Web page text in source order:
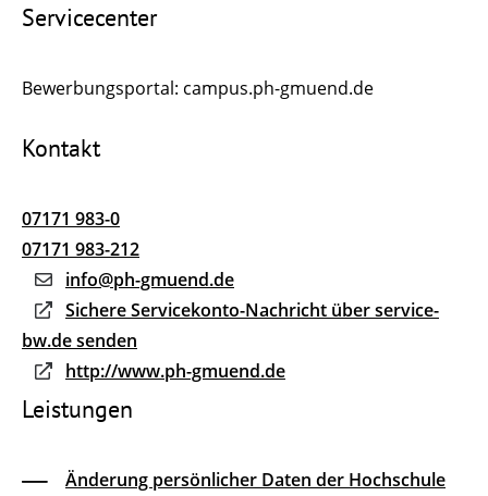
Servicecenter
Bewerbungsportal: campus.ph-gmuend.de
Kontakt
07171 983-0
07171 983-212
info@ph-gmuend.de
Sichere Servicekonto-Nachricht über service-
bw.de senden
http://www.ph-gmuend.de
Leistungen
Änderung persönlicher Daten der Hochschule